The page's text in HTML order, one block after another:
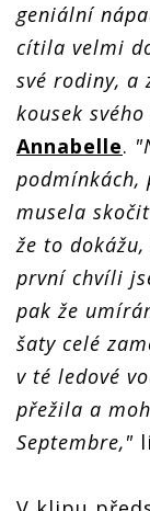
geniální
cítila velmi
své rodiny, a
kousek
Annabelle.
podmínkách,
musela
že to
první chvíli
pak že
šaty celé
v té ledové
přežila a
Septembre,"